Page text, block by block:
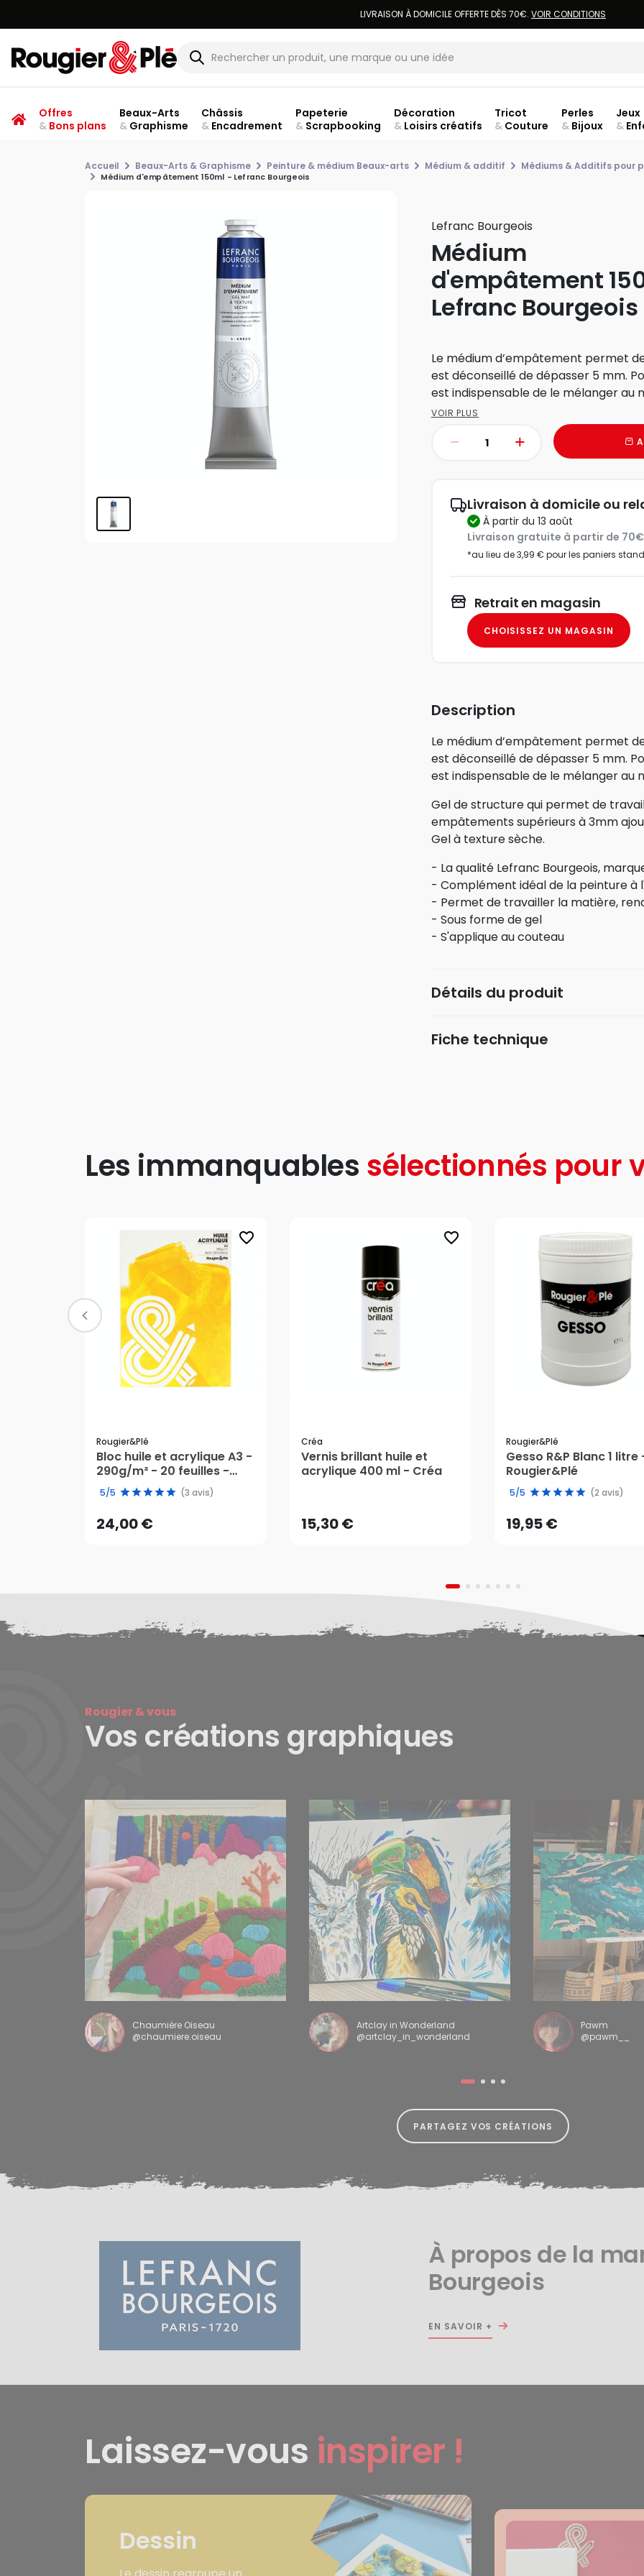
LIVRAISON À DOMICILE OFFERTE DÈS 70€. VOIR CONDITIONS
Offres
&Bons plans
Beaux-Arts
&Graphisme
Châssis
&Encadrement
Papeterie
&Scrapbooking
Décoration
&Loisirs créatifs
Tricot
& Couture
Perles
& Bijoux
Jeux
&
Accueil Beaux-Arts & Graphisme Peinture & médium Beaux-arts Médium & additif Médiums & Additifs pour
Médium d'empâtement 150ml - Lefranc Bourgeois
Lefranc Bourgeois
Médium
d'empâtement
Lefranc Bourgeois
Le médium d’empâtement permet
est déconseillé de dépasser 5 mm.
est indispensable de le mélanger au
VOIR PLUS
Livraison à domicile ou
à partir du 13 août
Livraison gratuite à partir de
*au lieu de 3,99 € pour les paniers
Retrait en magasin
CHOISISSEZ UN MAGASIN
Description
Le médium d’empâtement permet
est déconseillé de dépasser 5 mm.
est indispensable de le mélanger au
Gel de structure qui permet de
empâtements supérieurs à 3mm
Gel à texture sèche.
- La qualité Lefranc Bourgeois,
- Complément idéal de la peinture à
- Permet de travailler la matière,
- Sous forme de gel
- S'applique au couteau
Détails du produit
Fiche technique
Les immanquables sélectionnés pour
favorite_border
Rougier&plé
Bloc huile et acrylique A3 -
290g/m² - 20 feuilles -
Rougier&Plé
5/5 (3 avis)
24,00 €
24,00 €
AJOUTER AU PANIER
favorite_border
Créa
Vernis brillant huile et
acrylique 400 ml - Créa
15,30 €
15,30 €
AJOUTER AU PANIER
Rougier&plé
Gesso R&P Blanc 1 litre
Rougier&Plé
5/5 (2 avis)
19,95 €
19,95 €
AJOUTER AU PANIER
Rougier & vous
Vos créations graphiques
Chaumière Oiseau
@chaumiere.oiseau
Artclay in Wonderland
@artclay_in_wonderland
Pawm
@pawm__
PARTAGEZ VOS CRÉATIONS
À propos de la
Bourgeois
EN SAVOIR +
Laissez-vous inspirer !
Dessin